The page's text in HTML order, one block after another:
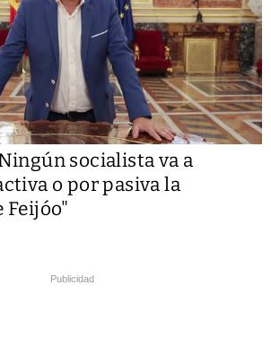
socialista va a
o por pasiva la
Feijóo"
Publicidad